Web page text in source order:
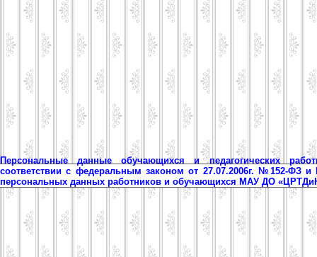
Персональные данные обучающихся и педагогических
соответствии с федеральным законом от 27.07.2006г. №152-ФЗ
персональных данных работников и обучающихся МАУ ДО